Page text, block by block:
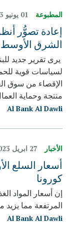
المطبوعة 01 يونيو 2023
إعادة تصوُّر
الشرق الأوسط
يرى تقرير جديد
لسياسات قوية
الإقصاء من سوق
منتجة وحماية العمال.
Al Bank Al Dawli
الأخبار 27 ابريل 2023
أسعار السلع
كورونا
إن أسعار المواد
المرتفعة مما يزيد
Al Bank Al Dawli